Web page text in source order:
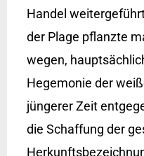
Handel
der Plage pflanzte
wegen,
Hegemonie der
jüngerer Zeit
die Schaffung der